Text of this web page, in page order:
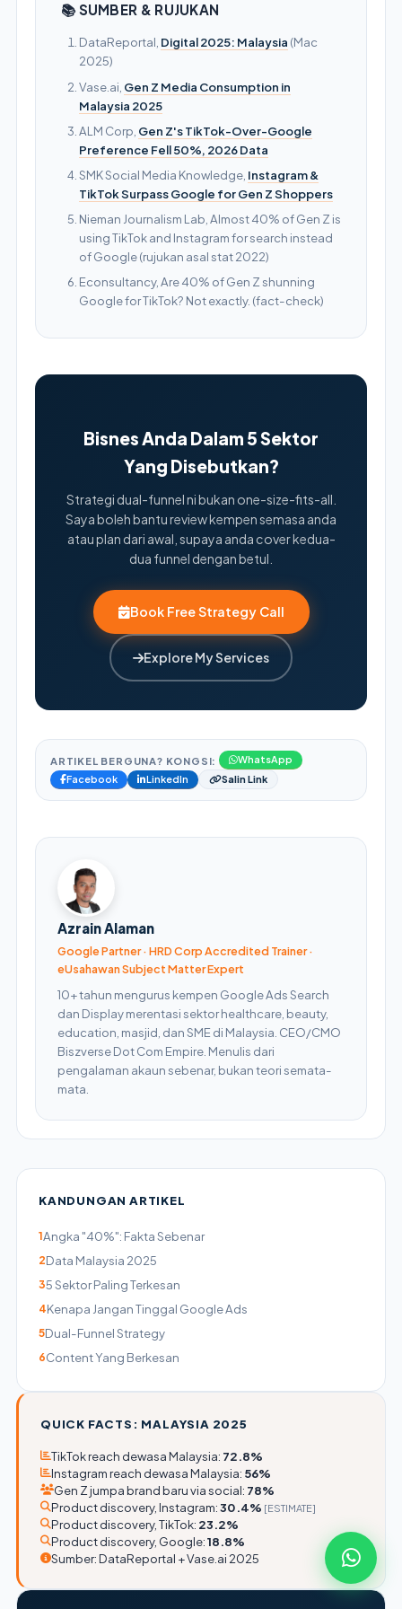
Facebook lebih kuat untuk Millennial Malaysia
berumur 25–45 tahun, terutama melalui
Facebook Groups dan Feed; Instagram lebih kuat
untuk 22–35 tahun yang visual-driven. TikTok Ads
pula adalah platform berasingan, lebih kuat untuk
Gen Z 18–28 tahun dengan format video pendek.
Untuk bisnes Malaysia yang nak cover semua
kelompok umur, gabungan Meta Ads (Facebook +
Instagram) dan Google Ads sudah mencukupi
sebagai permulaan. TikTok Ads boleh ditambah
kemudian bila ada kapasiti untuk produce video
content secara konsisten.
📚 SUMBER & RUJUKAN
DataReportal, Digital 2025: Malaysia (Mac
2025)
Vase.ai, Gen Z Media Consumption in
Malaysia 2025
ALM Corp, Gen Z's TikTok-Over-Google
Preference Fell 50%, 2026 Data
SMK Social Media Knowledge, Instagram &
TikTok Surpass Google for Gen Z Shoppers
Nieman Journalism Lab, Almost 40% of Gen Z is
using TikTok and Instagram for search instead
of Google (rujukan asal stat 2022)
Econsultancy, Are 40% of Gen Z shunning
Google for TikTok? Not exactly. (fact-check)
Bisnes Anda Dalam 5 Sektor
Yang Disebutkan?
Strategi dual-funnel ni bukan one-size-fits-all.
Saya boleh bantu review kempen semasa anda
atau plan dari awal, supaya anda cover kedua-
dua funnel dengan betul.
Book Free Strategy Call
Explore My Services
ARTIKEL BERGUNA? KONGSI:
WhatsApp
Facebook
LinkedIn Salin Link
Azrain Alaman
Google Partner · HRD Corp Accredited Trainer ·
eUsahawan Subject Matter Expert
10+ tahun mengurus kempen Google Ads Search
dan Display merentasi sektor healthcare, beauty,
education, masjid, dan SME di Malaysia. CEO/CMO
Biszverse Dot Com Empire. Menulis dari
pengalaman akaun sebenar, bukan teori semata-
mata.
KANDUNGAN ARTIKEL
1Angka "40%": Fakta Sebenar
2Data Malaysia 2025
35 Sektor Paling Terkesan
4Kenapa Jangan Tinggal Google Ads
5Dual-Funnel Strategy
6Content Yang Berkesan
QUICK FACTS: MALAYSIA 2025
TikTok reach dewasa Malaysia: 72.8%
Instagram reach dewasa Malaysia: 56%
Gen Z jumpa brand baru via social: 78%
Product discovery, Instagram:30.4% [ESTIMATE]
Product discovery, TikTok: 23.2%
Product discovery, Google:18.8%
Sumber: DataReportal + Vase.ai 2025